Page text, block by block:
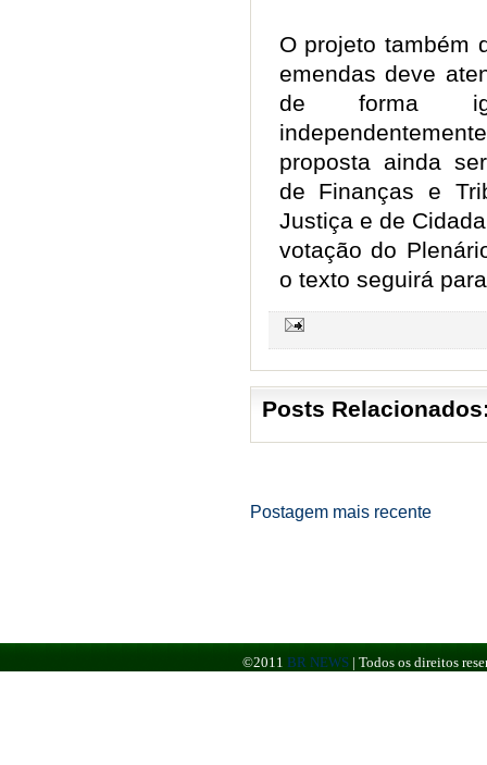
O projeto também
emendas deve
de forma
proposta ainda
de Finanças e
Justiça e de
votação do
o texto seguirá
Posts
Postagem mais recente
©2011 BR NEWS | Todos os direitos